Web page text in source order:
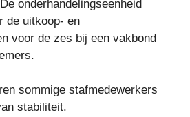
onderhandelingseenheid
de uitkoop- en
voor de zes bij een vakbond
sommige stafmedewerkers
stabiliteit.